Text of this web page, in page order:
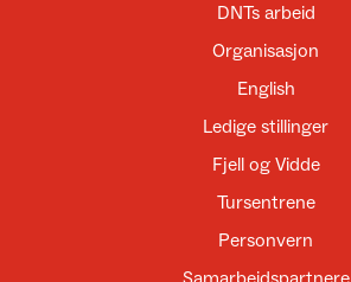
DNTs arbeid
Organisasjon
English
Ledige stillinger
Fjell og Vidde
Tursentrene
Personvern